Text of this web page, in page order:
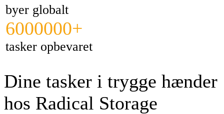
byer globalt
6000000+
tasker opbevaret
Dine tasker i trygge hænder
hos Radical Storage